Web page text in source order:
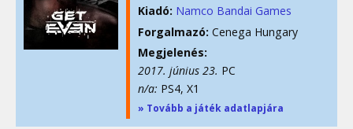
Kiadó: Namco Bandai Games
Forgalmazó: Cenega Hungary
Megjelenés:
2017. június 23. PC
n/a: PS4, X1
» Tovább a játék adatlapjára